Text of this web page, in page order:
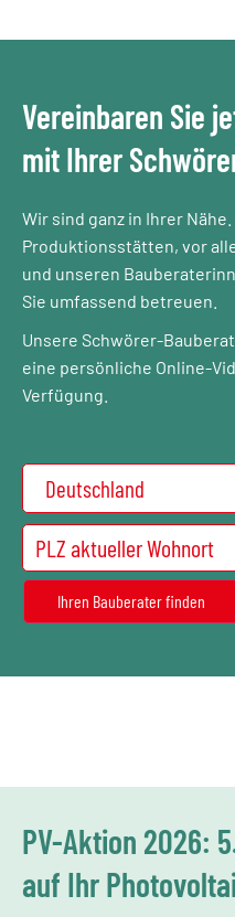
Vereinbaren Sie
mit Ihrer
Wir sind ganz in Ihrer
Produktionsstätten, vor
und unseren
Sie umfassend betreuen.
Unsere Schwörer-
eine persönliche Online-
Verfügung.
PV-Aktion 2026:
auf Ihr